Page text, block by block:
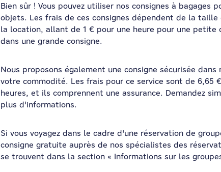
Bien sûr ! Vous pouvez utiliser nos consignes à bagages
objets. Les frais de ces consignes dépendent de la
la location, allant de 1 € pour une heure pour une petite
dans une grande consigne.
Nous proposons également une consigne sécurisée
votre commodité. Les frais pour ce service sont de 6,65
heures, et ils comprennent une assurance. Demandez
plus d'informations.
Si vous voyagez dans le cadre d'une réservation de
consigne gratuite auprès de nos spécialistes des
se trouvent dans la section « Informations sur les